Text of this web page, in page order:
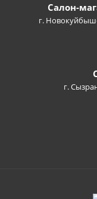
Салон-
г.
г.